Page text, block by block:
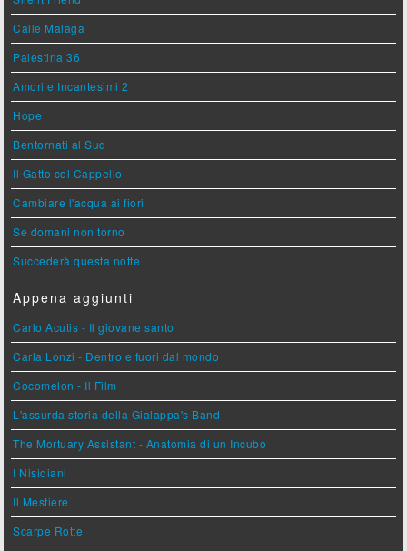
Calle Malaga
Palestina 36
Amori e Incantesimi 2
Hope
Bentornati al Sud
Il Gatto col Cappello
Cambiare l'acqua ai fiori
Se domani non torno
Succederà questa notte
Appena aggiunti
Carlo Acutis - Il giovane santo
Carla Lonzi - Dentro e fuori dal mondo
Cocomelon - Il Film
L'assurda storia della Gialappa's Band
The Mortuary Assistant - Anatomia di un Incubo
I Nisidiani
Il Mestiere
Scarpe Rotte